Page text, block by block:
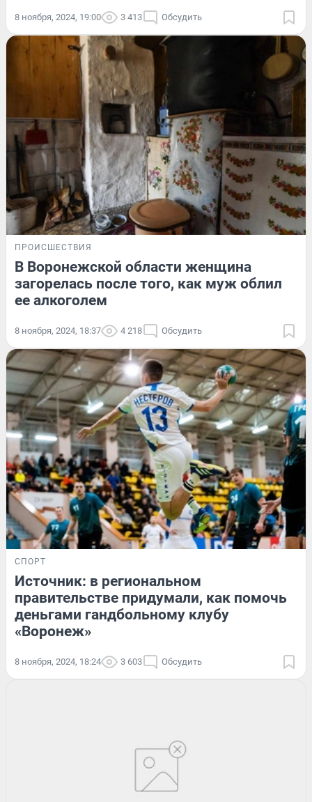
8 ноября, 2024, 19:00 3 413 Обсудить
ПРОИСШЕСТВИЯ
В Воронежской области женщина
загорелась после того, как муж облил
ее алкоголем
8 ноября, 2024, 18:37 4 218 Обсудить
СПОРТ
Источник: в региональном
правительстве придумали, как помочь
деньгами гандбольному клубу
«Воронеж»
8 ноября, 2024, 18:24 3 603 Обсудить